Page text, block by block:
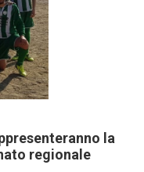
la
regionale